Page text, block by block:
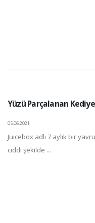
Yüzü Parçalanan
05.06.2021
Juicebox adlı 7 aylık bir
ciddi şekilde ...